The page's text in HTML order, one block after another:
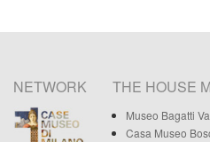
NETWORK THE HOUSE
Museo Bagatti
Casa Museo